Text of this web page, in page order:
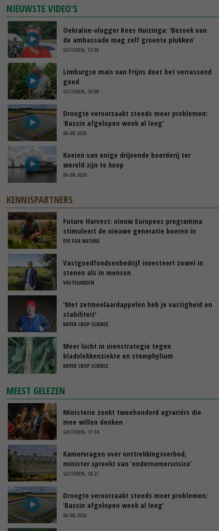
NIEUWSTE VIDEO'S
Oekraïne-vlogger Kees Huizinga: ‘Bezoek van
de ambassade mag zelf groente plukken’
GISTEREN, 12:00
Limburgse mais van Frijns doet het verrassend
goed
GISTEREN, 10:00
Droogte veroorzaakt steeds meer problemen:
‘Bassin afgelopen week al leeg’
06-08-2026
Koeien van enige drijvende boerderij ter
wereld zijn te koop
06-08-2026
KENNISPARTNERS
Future Harvest: nieuw Europees programma
stimuleert de nieuwe generatie boeren in
Nederland
EYE FOR NATURE
Vastgoedfondsenbedrijf investeert zowel in
stenen als in mensen
VASTELANDEN
'Met zetmeelaardappelen heb je vastigheid en
stabiliteit'
BAYER CROP SCIENCE
Meer lucht in uienstrategie tegen
bladvlekkenziekte en stemphylium
BAYER CROP SCIENCE
MEEST GELEZEN
Ministerie zoekt tweehonderd agrariërs die
mee willen denken
GISTEREN, 11:34
Kamervragen over onttrekkingsverbod,
minister spreekt van ‘ondernemersrisico’
GISTEREN, 16:27
Droogte veroorzaakt steeds meer problemen:
‘Bassin afgelopen week al leeg’
06-08-2026